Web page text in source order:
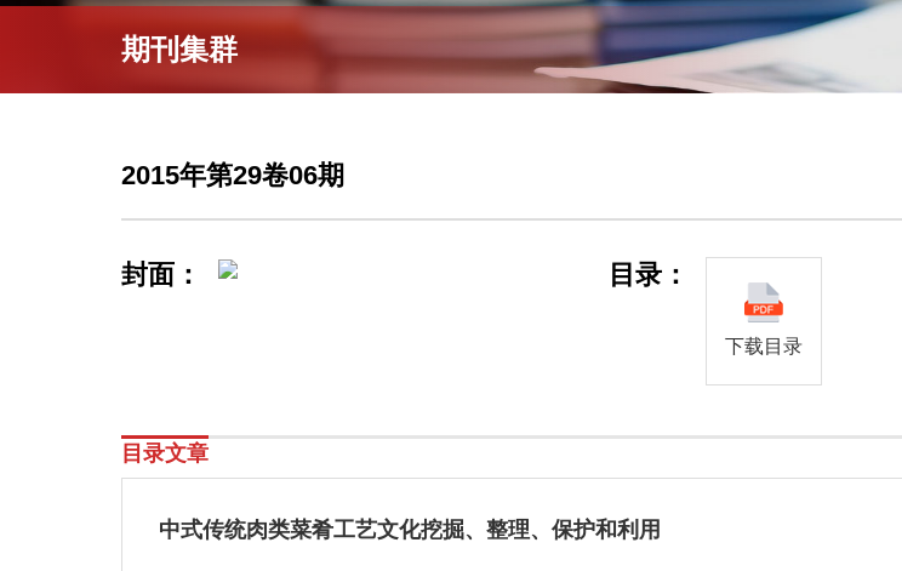
期刊集群
2015年第29卷06期
封面： 目录：
下载目录
目录文章
中式传统肉类菜肴工艺文化挖掘、整理、保护和利用